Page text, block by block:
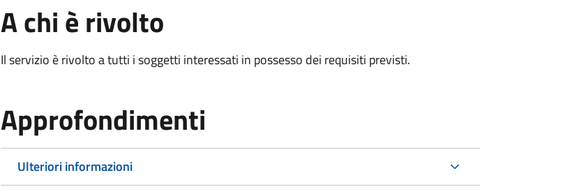
A chi è rivolto
Il servizio è rivolto a tutti i soggetti interessati in possesso dei requisiti previsti.
Approfondimenti
Ulteriori informazioni